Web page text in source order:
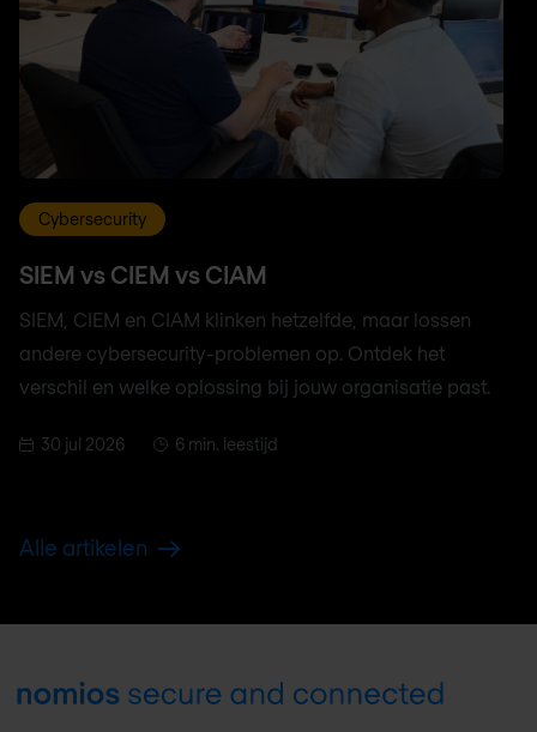
Cybersecurity
SIEM vs CIEM vs CIAM
SIEM, CIEM en CIAM klinken hetzelfde, maar lossen
andere cybersecurity-problemen op. Ontdek het
verschil en welke oplossing bij jouw organisatie past.
30 jul 2026 6 min. leestijd
Alle artikelen
Footer